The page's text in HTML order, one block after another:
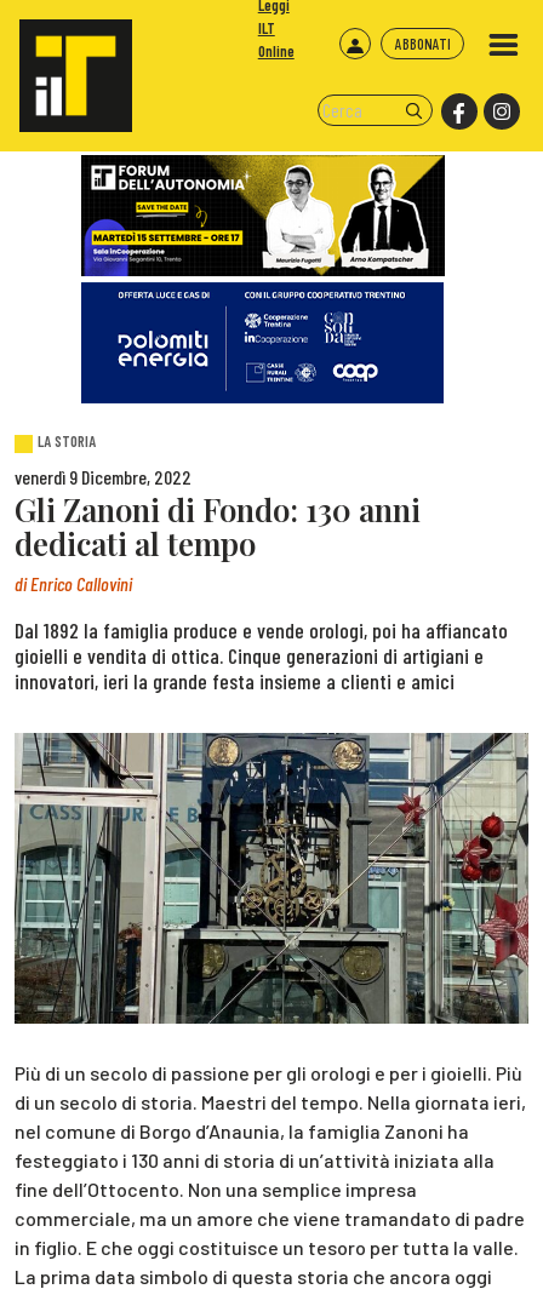
ABBONATI
Leggi
ILT
Online
LA STORIA
venerdì 9 Dicembre, 2022
Gli Zanoni di Fondo: 130 anni
dedicati al tempo
diEnrico Callovini
Dal 1892 la famiglia produce e vende orologi, poi ha affiancato
gioielli e vendita di ottica. Cinque generazioni di artigiani e
innovatori, ieri la grande festa insieme a clienti e amici
Più di un secolo di passione per gli orologi e per i gioielli. Più
di un secolo di storia. Maestri del tempo. Nella giornata ieri,
nel comune di Borgo d’Anaunia, la famiglia Zanoni ha
festeggiato i 130 anni di storia di un’attività iniziata alla
fine dell’Ottocento. Non una semplice impresa
commerciale, ma un amore che viene tramandato di padre
in figlio. E che oggi costituisce un tesoro per tutta la valle.
La prima data simbolo di questa storia che ancora oggi